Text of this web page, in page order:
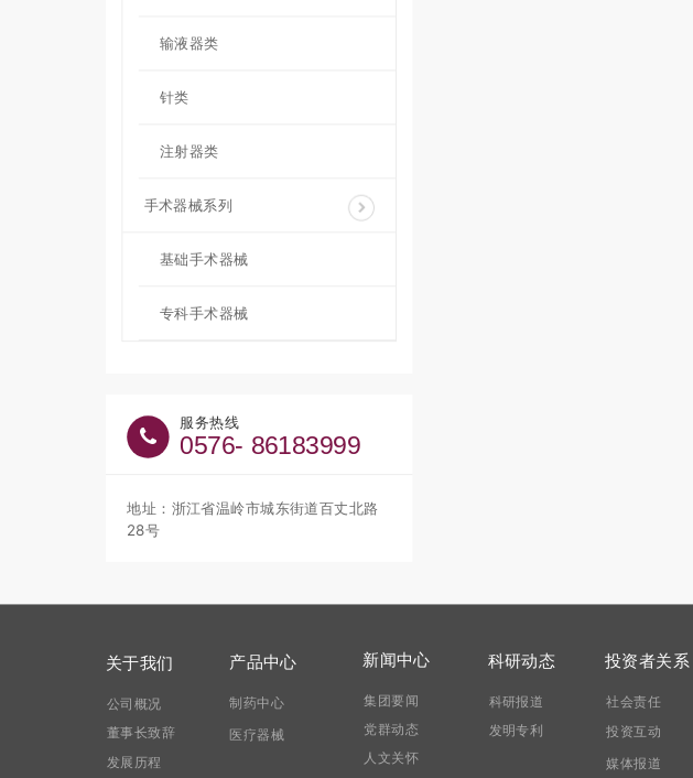
输液器类
针类
注射器类
手术器械系列
基础手术器械
专科手术器械
服务热线
0576- 86183999
地址：浙江省温岭市城东街道百丈北路
28号
关于我们 产品中心 新闻中心 投资者关系
科研动态
公司概况 制药中心 集团要闻 社会责任
科研报道
人文关怀
投资互动
党群动态
发明专利
媒体报道
董事长致辞
发展历程
医疗器械